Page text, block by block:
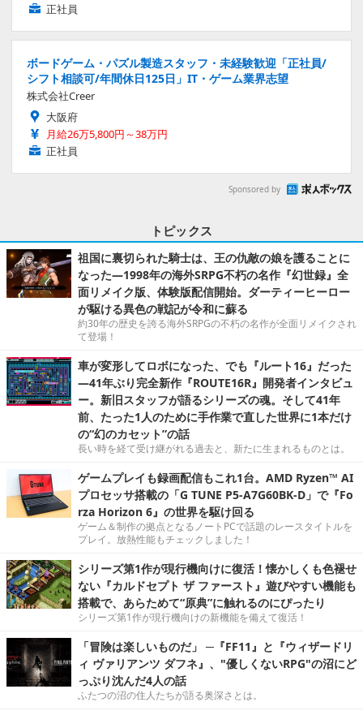
正社員
ボードゲーム・パズル製造スタッフ・未経験歓迎「正社員/
シフト相談可/年間休日125日」IT・ゲーム業界志望
株式会社Creer
大阪府
月給26万5,800円～38万円
正社員
Sponsored by
トピックス
祖国に裏切られた騎士は、王の仇敵の娘を護ることに
なった―1998年の海外SRPG不朽の名作『幻世録』全
面リメイク版、体験版配信開始。ダーティーヒーロー
が駆ける異色の戦記が令和に蘇る
約30年の歴史を誇る海外SRPGの不朽の名作が全面リメイクされ
て登場！
車が変形してロボになった、でも『ルート16』だった
―41年ぶり完全新作『ROUTE16R』開発者インタビュ
ー。新旧スタッフが語るシリーズの魂。そして41年
前、たった1人のために手作業で直した世界に1本だけ
の“幻のカセット”の話
長い時を経て受け継がれる過去と、新たに生まれるものとは。
ゲームプレイも録画配信もこれ1台。AMD Ryzen™ AI
プロセッサ搭載の「G TUNE P5-A7G60BK-D」で『Fo
rza Horizon 6』の世界を駆け回る
ゲーム＆制作の拠点となるノートPCで話題のレースタイトルを
プレイ。放熱性能もチェックしました！
シリーズ第1作が現行機向けに復活！懐かしくも色褪せ
ない『カルドセプト ザ ファースト』遊びやすい機能も
搭載で、あらためて“原典”に触れるのにぴったり
シリーズ第1作が現行機向けの新機能を備えて復活！
「冒険は楽しいものだ」 ─『FF11』と『ウィザードリ
ィ ヴァリアンツ ダフネ』、"優しくないRPG"の沼にど
っぷり沈んだ4人の話
ふたつの沼の住人たちが語る奥深さとは。